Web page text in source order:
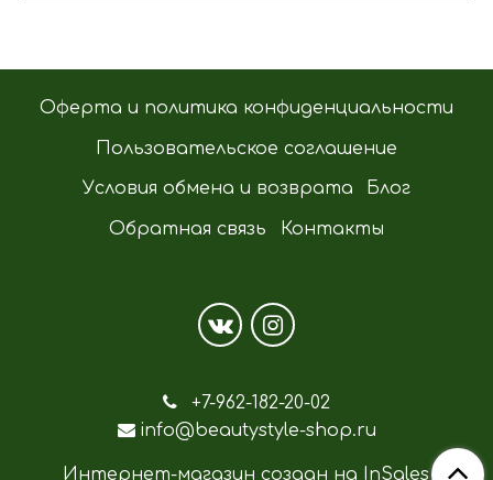
Оферта и политика конфиденциальности
Пользовательское соглашение
Условия обмена и возврата Блог
Обратная связь Контакты
+7-962-182-20-02
info@beautystyle-shop.ru
Интернет-магазин создан на InSales